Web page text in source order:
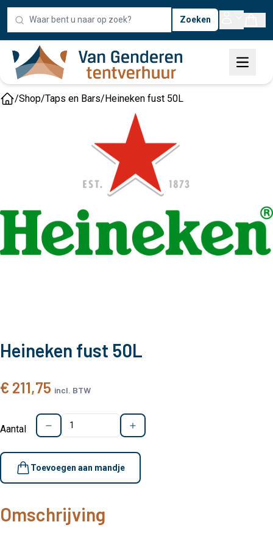
Zoeken
/Shop/Taps en Bars/Heineken fust 50L
Heineken fust 50L
€ 211,75 incl. BTW
Aantal
Toevoegen aan mandje
Omschrijving